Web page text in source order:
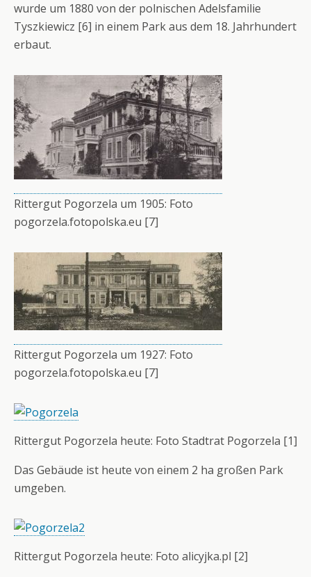
wurde um 1880 von der polnischen Adelsfamilie
Tyszkiewicz [6] in einem Park aus dem 18. Jahrhundert
erbaut.
Rittergut Pogorzela um 1905: Foto
pogorzela.fotopolska.eu [7]
Rittergut Pogorzela um 1927: Foto
pogorzela.fotopolska.eu [7]
Rittergut Pogorzela heute: Foto Stadtrat Pogorzela [1]
Das Gebäude ist heute von einem 2 ha großen Park
umgeben.
Rittergut Pogorzela heute: Foto alicyjka.pl [2]